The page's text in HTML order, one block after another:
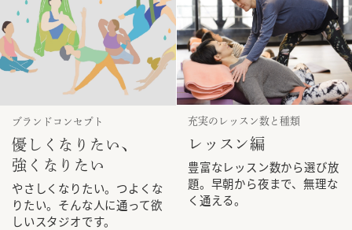
ブランドコンセプト
優しくなりたい、
強くなりたい
やさしくなりたい。つよくな
りたい。そんな人に通って欲
しいスタジオです。
充実のレッスン数と種類
レッスン編
豊富なレッスン数から選び放
題。早朝から夜まで、無理な
く通える。